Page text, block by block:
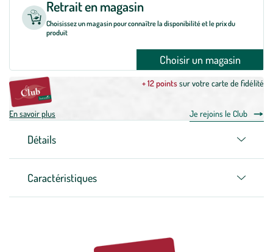
Retrait en magasin
Choisissez un magasin pour connaître la disponibilité et le prix du
produit
Choisir un magasin
+ 12 pointssur votre carte de fidélité
En savoir plus Je rejoins le Club
Détails
Caractéristiques